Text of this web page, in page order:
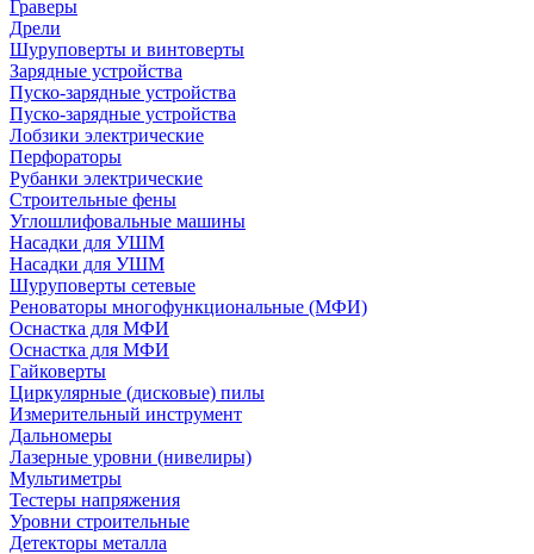
Граверы
Дрели
Шуруповерты и винтоверты
Зарядные устройства
Пуско-зарядные устройства
Пуско-зарядные устройства
Лобзики электрические
Перфораторы
Рубанки электрические
Строительные фены
Углошлифовальные машины
Насадки для УШМ
Насадки для УШМ
Шуруповерты сетевые
Реноваторы многофункциональные (МФИ)
Оснастка для МФИ
Оснастка для МФИ
Гайковерты
Циркулярные (дисковые) пилы
Измерительный инструмент
Дальномеры
Лазерные уровни (нивелиры)
Мультиметры
Тестеры напряжения
Уровни строительные
Детекторы металла